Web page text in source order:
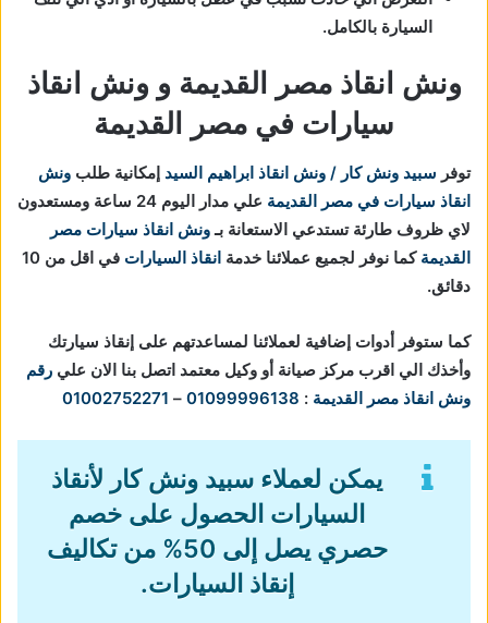
السيارة بالكامل.
ونش انقاذ مصر القديمة و ونش انقاذ
سيارات في مصر القديمة
توفر سبيد ونش كار / ونش انقاذ ابراهيم السيد إمكانية طلب ونش
انقاذ سيارات في مصر القديمة
علي مدار اليوم 24 ساعة ومستعدون
لاي ظروف طارئة تستدعي الاستعانة بـونش انقاذ سيارات مصر
القديمة كما نوفر لجميع عملائنا خدمة انقاذ السيارات
في اقل من 10
دقائق.
كما ستوفر أدوات إضافية لعملائنا لمساعدتهم على إنقاذ سيارتك
وأخذك الي اقرب مركز صيانة أو وكيل معتمد اتصل بنا الان علي رقم
ونش انقاذ مصر القديمة :
01099996138
–
01002752271
يمكن لعملاء سبيد ونش كار لأنقاذ
السيارات الحصول على خصم
حصري يصل إلى 50% من تكاليف
إنقاذ السيارات.